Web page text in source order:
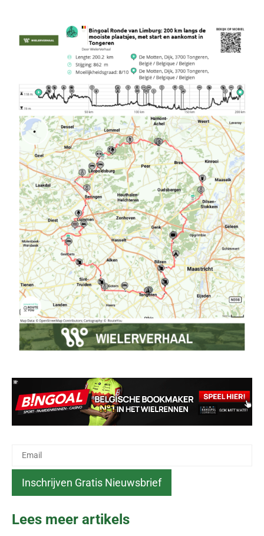
Lees meer artikels